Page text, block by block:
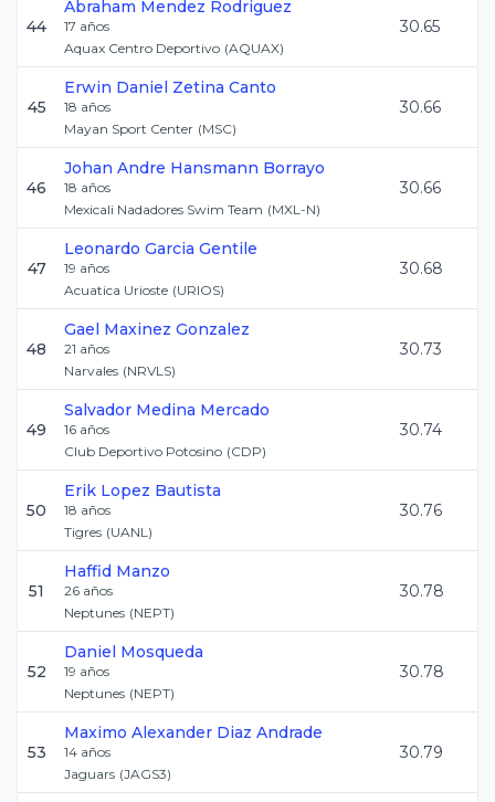
44
Abraham Mendez Rodriguez
17 años
Aquax Centro Deportivo (AQUAX)
30.65
45
Erwin Daniel Zetina Canto
18 años
Mayan Sport Center (MSC)
30.66
46
Johan Andre Hansmann Borrayo
18 años
Mexicali Nadadores Swim Team (MXL-N)
30.66
47
Leonardo Garcia Gentile
19 años
Acuatica Urioste (URIOS)
30.68
48
Gael Maxinez Gonzalez
21 años
Narvales (NRVLS)
30.73
49
Salvador Medina Mercado
16 años
Club Deportivo Potosino (CDP)
30.74
50
Erik Lopez Bautista
18 años
Tigres (UANL)
30.76
51
Haffid Manzo
26 años
Neptunes (NEPT)
30.78
52
Daniel Mosqueda
19 años
Neptunes (NEPT)
30.78
53
Maximo Alexander Diaz Andrade
14 años
Jaguars (JAGS3)
30.79